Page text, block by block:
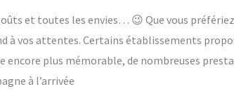
et toutes les envies… 😉 Que vous
à vos attentes. Certains établissements
encore plus mémorable, de nombreuses
à l’arrivée